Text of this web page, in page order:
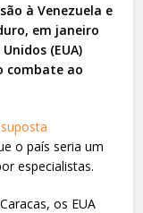
à Venezuela e
em janeiro
(EUA)
combate ao
suposta
o país seria um
especialistas.
os EUA